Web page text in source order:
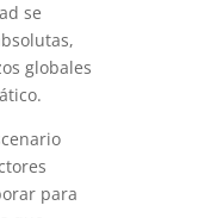
se
globales
para